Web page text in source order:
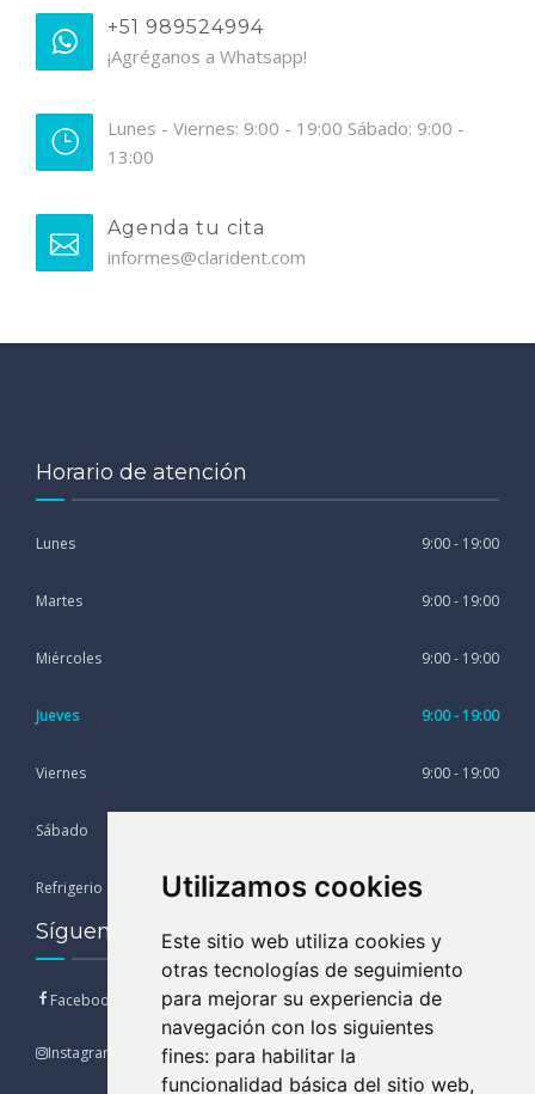
Utilizamos cookies
Este sitio web utiliza cookies y
otras tecnologías de seguimiento
para mejorar su experiencia de
navegación con los siguientes
fines: para habilitar la
funcionalidad básica del sitio web,
+51 989524994
¡Agréganos a Whatsapp!
Lunes - Viernes: 9:00 - 19:00 Sábado: 9:00 -
13:00
Agenda tu cita
informes@clarident.com
Horario de atención
Lunes 9:00 - 19:00
Martes 9:00 - 19:00
Miércoles 9:00 - 19:00
Jueves 9:00 - 19:00
Viernes 9:00 - 19:00
Sábado
Refrigerio 13:00 - 15:00
Síguenos en nuestras Redes Sociales
Facebook
Instagram